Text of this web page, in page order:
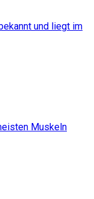
und liegt im
Muskeln